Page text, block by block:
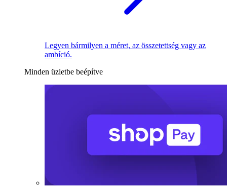
Legyen bármilyen a méret, az összetettség vagy az
ambíció.
Minden üzletbe beépítve